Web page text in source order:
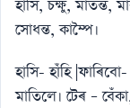
হাসি, চক্ষু, মাতন্ত,
সােধন্ত, কাম্পৈ।
হাসি- হাঁহি
মাতিলে। টেৰ –